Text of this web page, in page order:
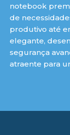
notebook
de
produtivo até
elegante,
segurança
atraente para